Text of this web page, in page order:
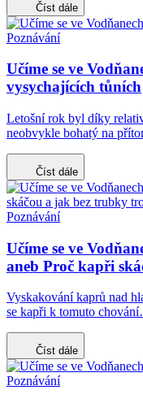
Číst dále
Poznávání
Učíme se ve
vysychajících tůních
Letošní rok byl díky
neobvykle bohatý na
Číst dále
Poznávání
Učíme se ve
aneb Proč kapři
Vyskakování kaprů nad
se kapři k tomuto
Číst dále
Poznávání